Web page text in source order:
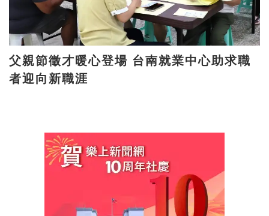
父親節徵才暖心登場 台南就業中心助求職
者迎向新職涯